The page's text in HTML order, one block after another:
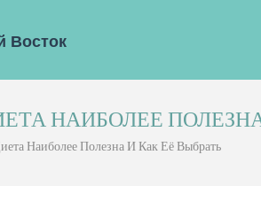
НАИБОЛЕЕ
Наиболее Полезна И Как Её Выбрать